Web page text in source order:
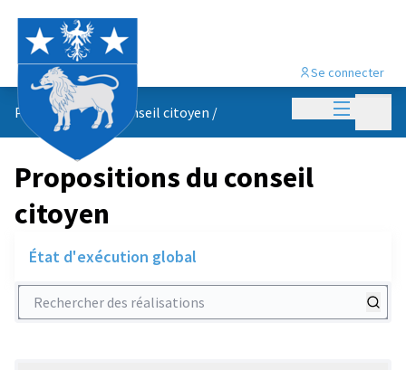
Menu
Se connecter
Propositions du conseil citoyen /
Propositions du conseil
citoyen
État d'exécution global
Rechercher des réalisations